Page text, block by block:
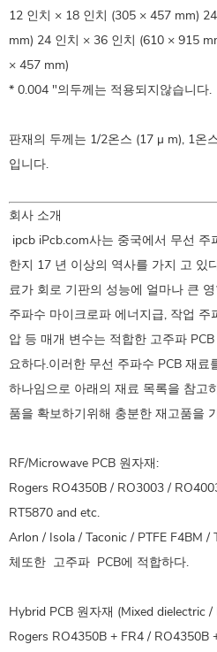
12 인치 × 18 인치 (305 × 457 mm)
mm) 24 인치 × 36 인치 (610 × 915
× 457 mm)
* 0.004 "의두께는 적용되지않습니다.
판재의 두께는 1/2온스 (17 μ m), 1온
입니다.
회사 소개
ipcb iPcb.com사는 중국에서 무선
한지 17 년 이상의 역사를 가지 고 있
료가 회로 기판의 성능에 얼마나 큰
주파수 마이크로파 에너지급, 작업 주
압 등 매개 변수는 적합한 고주파
요하다.이러한 무선 주파수 PCB 재
하나임으로 아래의 재료 목록을 참고
품을 확보하기위해 충분한 재고품을
RF/Microwave PCB 원자재:
Rogers RO4350B / RO3003 /
RT5870 and etc.
Arlon / Isola / Taconic / PTFE F4BM /
체또한 고주파 PCB에 적합하다.
Hybrid PCB 원자재 (Mixed dielectric /
Rogers RO4350B + FR4 / RO4350B